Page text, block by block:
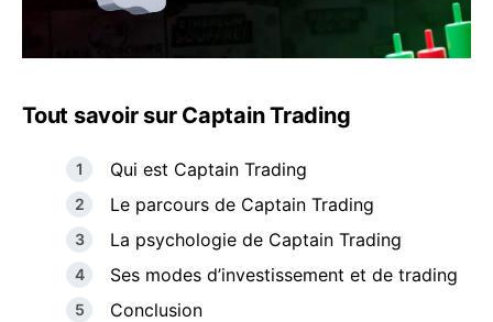
Tout savoir sur Captain Trading
Qui est Captain Trading
Le parcours de Captain Trading
La psychologie de Captain Trading
Ses modes d’investissement et de trading
Conclusion